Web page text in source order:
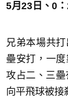
5月23日、0
兄弟本場共
壘安打，一
攻占二、三
向平飛球被接